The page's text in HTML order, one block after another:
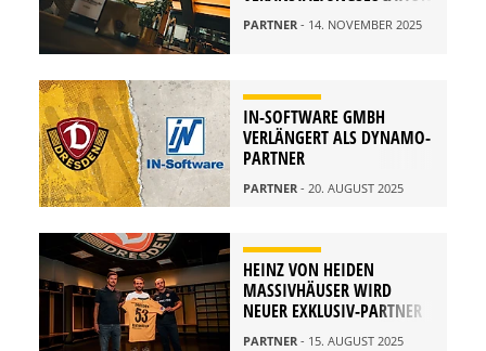
PARTNER - 14. NOVEMBER 2025
IN-SOFTWARE GMBH
VERLÄNGERT ALS DYNAMO-
PARTNER
PARTNER - 20. AUGUST 2025
HEINZ VON HEIDEN
MASSIVHÄUSER WIRD
NEUER EXKLUSIV-PARTNER
PARTNER - 15. AUGUST 2025